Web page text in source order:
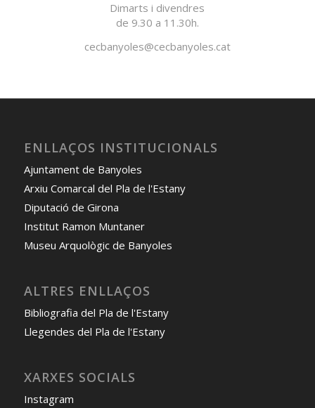
Dimarts i divendres
de 9.30 a 11.30h.
cecbanyoles@cecbanyoles.cat
ENLLAÇOS INSTITUCIONALS
Ajuntament de Banyoles
Arxiu Comarcal del Pla de l'Estany
Diputació de Girona
Institut Ramon Muntaner
Museu Arquològic de Banyoles
ALTRES ENLLAÇOS
Bibliografia del Pla de l'Estany
Llegendes del Pla de l'Estany
XARXES SOCIALS
Instagram